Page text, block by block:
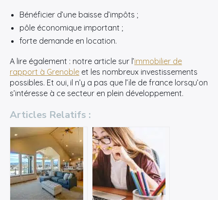
Bénéficier d’une baisse d’impôts ;
pôle économique important ;
forte demande en location.
A lire également : notre article sur l’immobilier de
rapport à Grenoble et les nombreux investissements
possibles. Et oui, il n’y a pas que l’ïle de france lorsqu’on
s’intéresse à ce secteur en plein développement.
Articles Relatifs :